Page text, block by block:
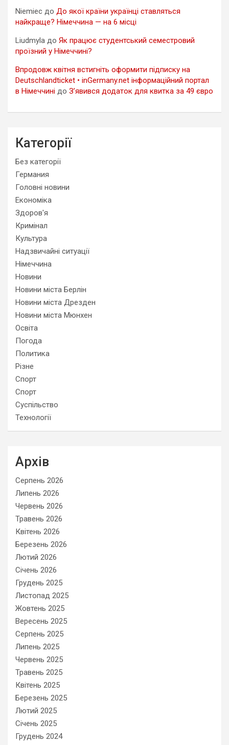
Niemiec до До якої країни українці ставляться
найкраще? Німеччина — на 6 місці
Liudmyla до Як працює студентський семестровий
проїзний у Німеччині?
Впродовж квітня встигніть оформити підписку на
Deutschlandticket • inGermany.net інформаційний портал
в Німеччині до З’явився додаток для квитка за 49 євро
Категорії
Без категорії
Германия
Головні новини
Економіка
Здоров'я
Кримінал
Культура
Надзвичайні ситуації
Німеччина
Новини
Новини міста Берлін
Новини міста Дрезден
Новини міста Мюнхен
Освіта
Погода
Политика
Різне
Спорт
Спорт
Суспільство
Технології
Архів
Серпень 2026
Липень 2026
Червень 2026
Травень 2026
Квітень 2026
Березень 2026
Лютий 2026
Січень 2026
Грудень 2025
Листопад 2025
Жовтень 2025
Вересень 2025
Серпень 2025
Липень 2025
Червень 2025
Травень 2025
Квітень 2025
Березень 2025
Лютий 2025
Січень 2025
Грудень 2024